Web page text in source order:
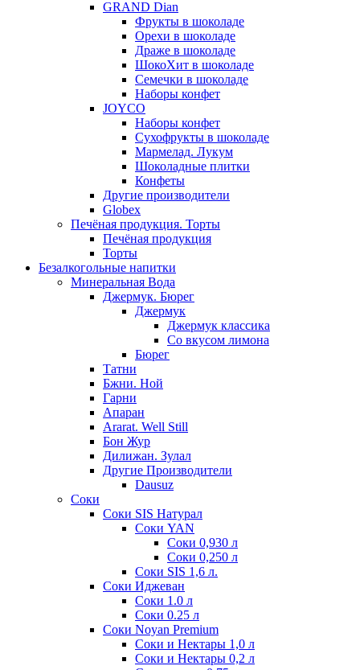
GRAND Dian
Фрукты в шоколаде
Орехи в шоколаде
Драже в шоколаде
ШокоХит в шоколаде
Семечки в шоколаде
Наборы конфет
JOYCO
Наборы конфет
Сухофрукты в шоколаде
Мармелад. Лукум
Шоколадные плитки
Конфеты
Другие производители
Globex
Печёная продукция. Торты
Печёная продукция
Торты
Безалкогольные напитки
Минеральная Вода
Джермук. Бюрег
Джермук
Джермук классика
Со вкусом лимона
Бюрег
Татни
Бжни. Ной
Гарни
Апаран
Ararat. Well Still
Бон Жур
Дилижан. Зулал
Другие Производители
Dausuz
Соки
Соки SIS Натурал
Соки YAN
Соки 0,930 л
Соки 0,250 л
Соки SIS 1,6 л.
Соки Иджеван
Соки 1.0 л
Соки 0.25 л
Соки Noyan Premium
Соки и Нектары 1,0 л
Соки и Нектары 0,2 л